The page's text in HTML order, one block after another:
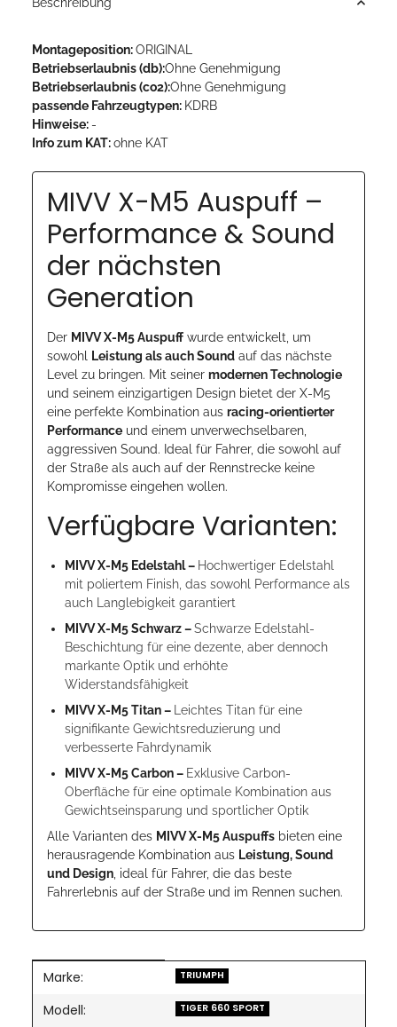
Montageposition:ORIGINAL
Betriebserlaubnis (db):Ohne Genehmigung
Betriebserlaubnis (co2):Ohne Genehmigung
passende Fahrzeugtypen: KDRB
Hinweise: -
Info zum KAT:ohne KAT
MIVV X-M5 Auspuff –
Performance & Sound
der nächsten
Generation
Der MIVV X-M5 Auspuff wurde entwickelt, um
sowohl
Leistung als auch Sound auf das nächste
Level zu bringen. Mit seiner modernen Technologie
und seinem einzigartigen Design bietet der X-M5
eine perfekte Kombination aus racing-orientierter
Performance und einem unverwechselbaren,
aggressiven Sound. Ideal für Fahrer, die sowohl auf
der Straße als auch auf der Rennstrecke keine
Kompromisse eingehen wollen.
Verfügbare Varianten:
MIVV X-M5 Edelstahl – Hochwertiger Edelstahl
mit poliertem Finish, das sowohl Performance als
auch Langlebigkeit garantiert
MIVV X-M5 Schwarz –Schwarze Edelstahl-
Beschichtung für eine dezente, aber dennoch
markante Optik und erhöhte
Widerstandsfähigkeit
MIVV X-M5 Titan –
Leichtes Titan für eine
signifikante Gewichtsreduzierung und
verbesserte Fahrdynamik
MIVV X-M5 Carbon – Exklusive Carbon-
Oberfläche für eine optimale Kombination aus
Gewichtseinsparung und sportlicher Optik
Alle Varianten des MIVV X-M5 Auspuffs bieten eine
herausragende Kombination aus Leistung, Sound
und Design , ideal für Fahrer, die das beste
Fahrerlebnis auf der Straße und im Rennen suchen.
Produkteigenschaft
Wert
Marke: TRIUMPH
Modell: TIGER 660 SPORT